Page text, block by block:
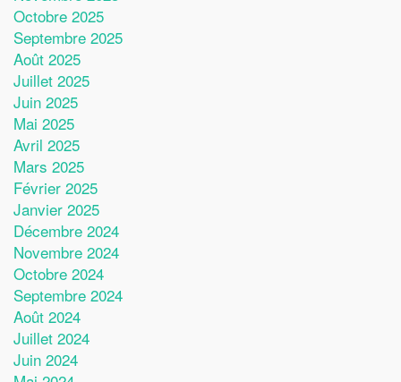
Octobre 2025
Septembre 2025
Août 2025
Juillet 2025
Juin 2025
Mai 2025
Avril 2025
Mars 2025
Février 2025
Janvier 2025
Décembre 2024
Novembre 2024
Octobre 2024
Septembre 2024
Août 2024
Juillet 2024
Juin 2024